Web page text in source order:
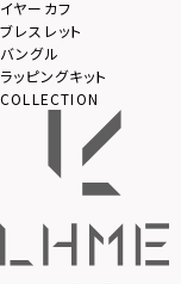
イヤーカフ
ブレスレット
バングル
ラッピングキット
COLLECTION